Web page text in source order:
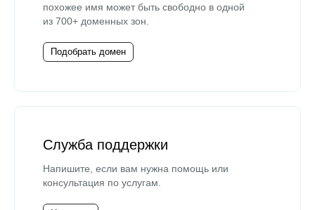
похожее имя может быть свободно в одной
из 700+ доменных зон.
Подобрать домен
Служба поддержки
Напишите, если вам нужна помощь или
консультация по услугам.